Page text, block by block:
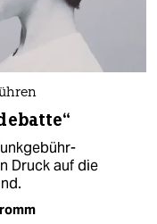
Druck auf die